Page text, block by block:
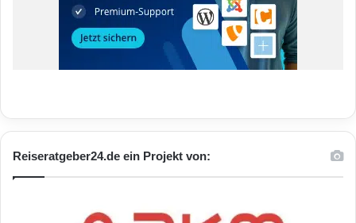
Reiseratgeber24.de ein Projekt von: